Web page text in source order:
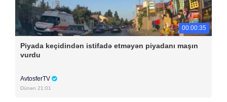
00:00:35
Piyada keçidindən istifadə etməyən piyadanı maşın
vurdu
AvtosferTV
Dünən 21:01